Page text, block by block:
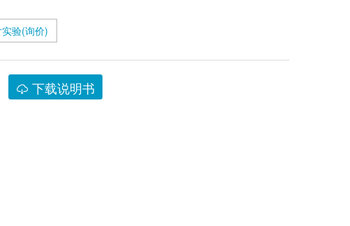
验(询价)
下载说明书